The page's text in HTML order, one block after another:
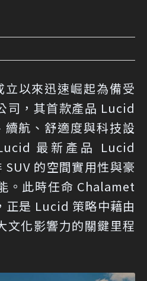
以來迅速崛起為備受
司，其首款產品 Lucid
航、舒適度與科技設
最新產品 Lucid
的空間實用性與豪
。此時任命 Chalamet
正是 Lucid 策略中藉由
文化影響力的關鍵里程